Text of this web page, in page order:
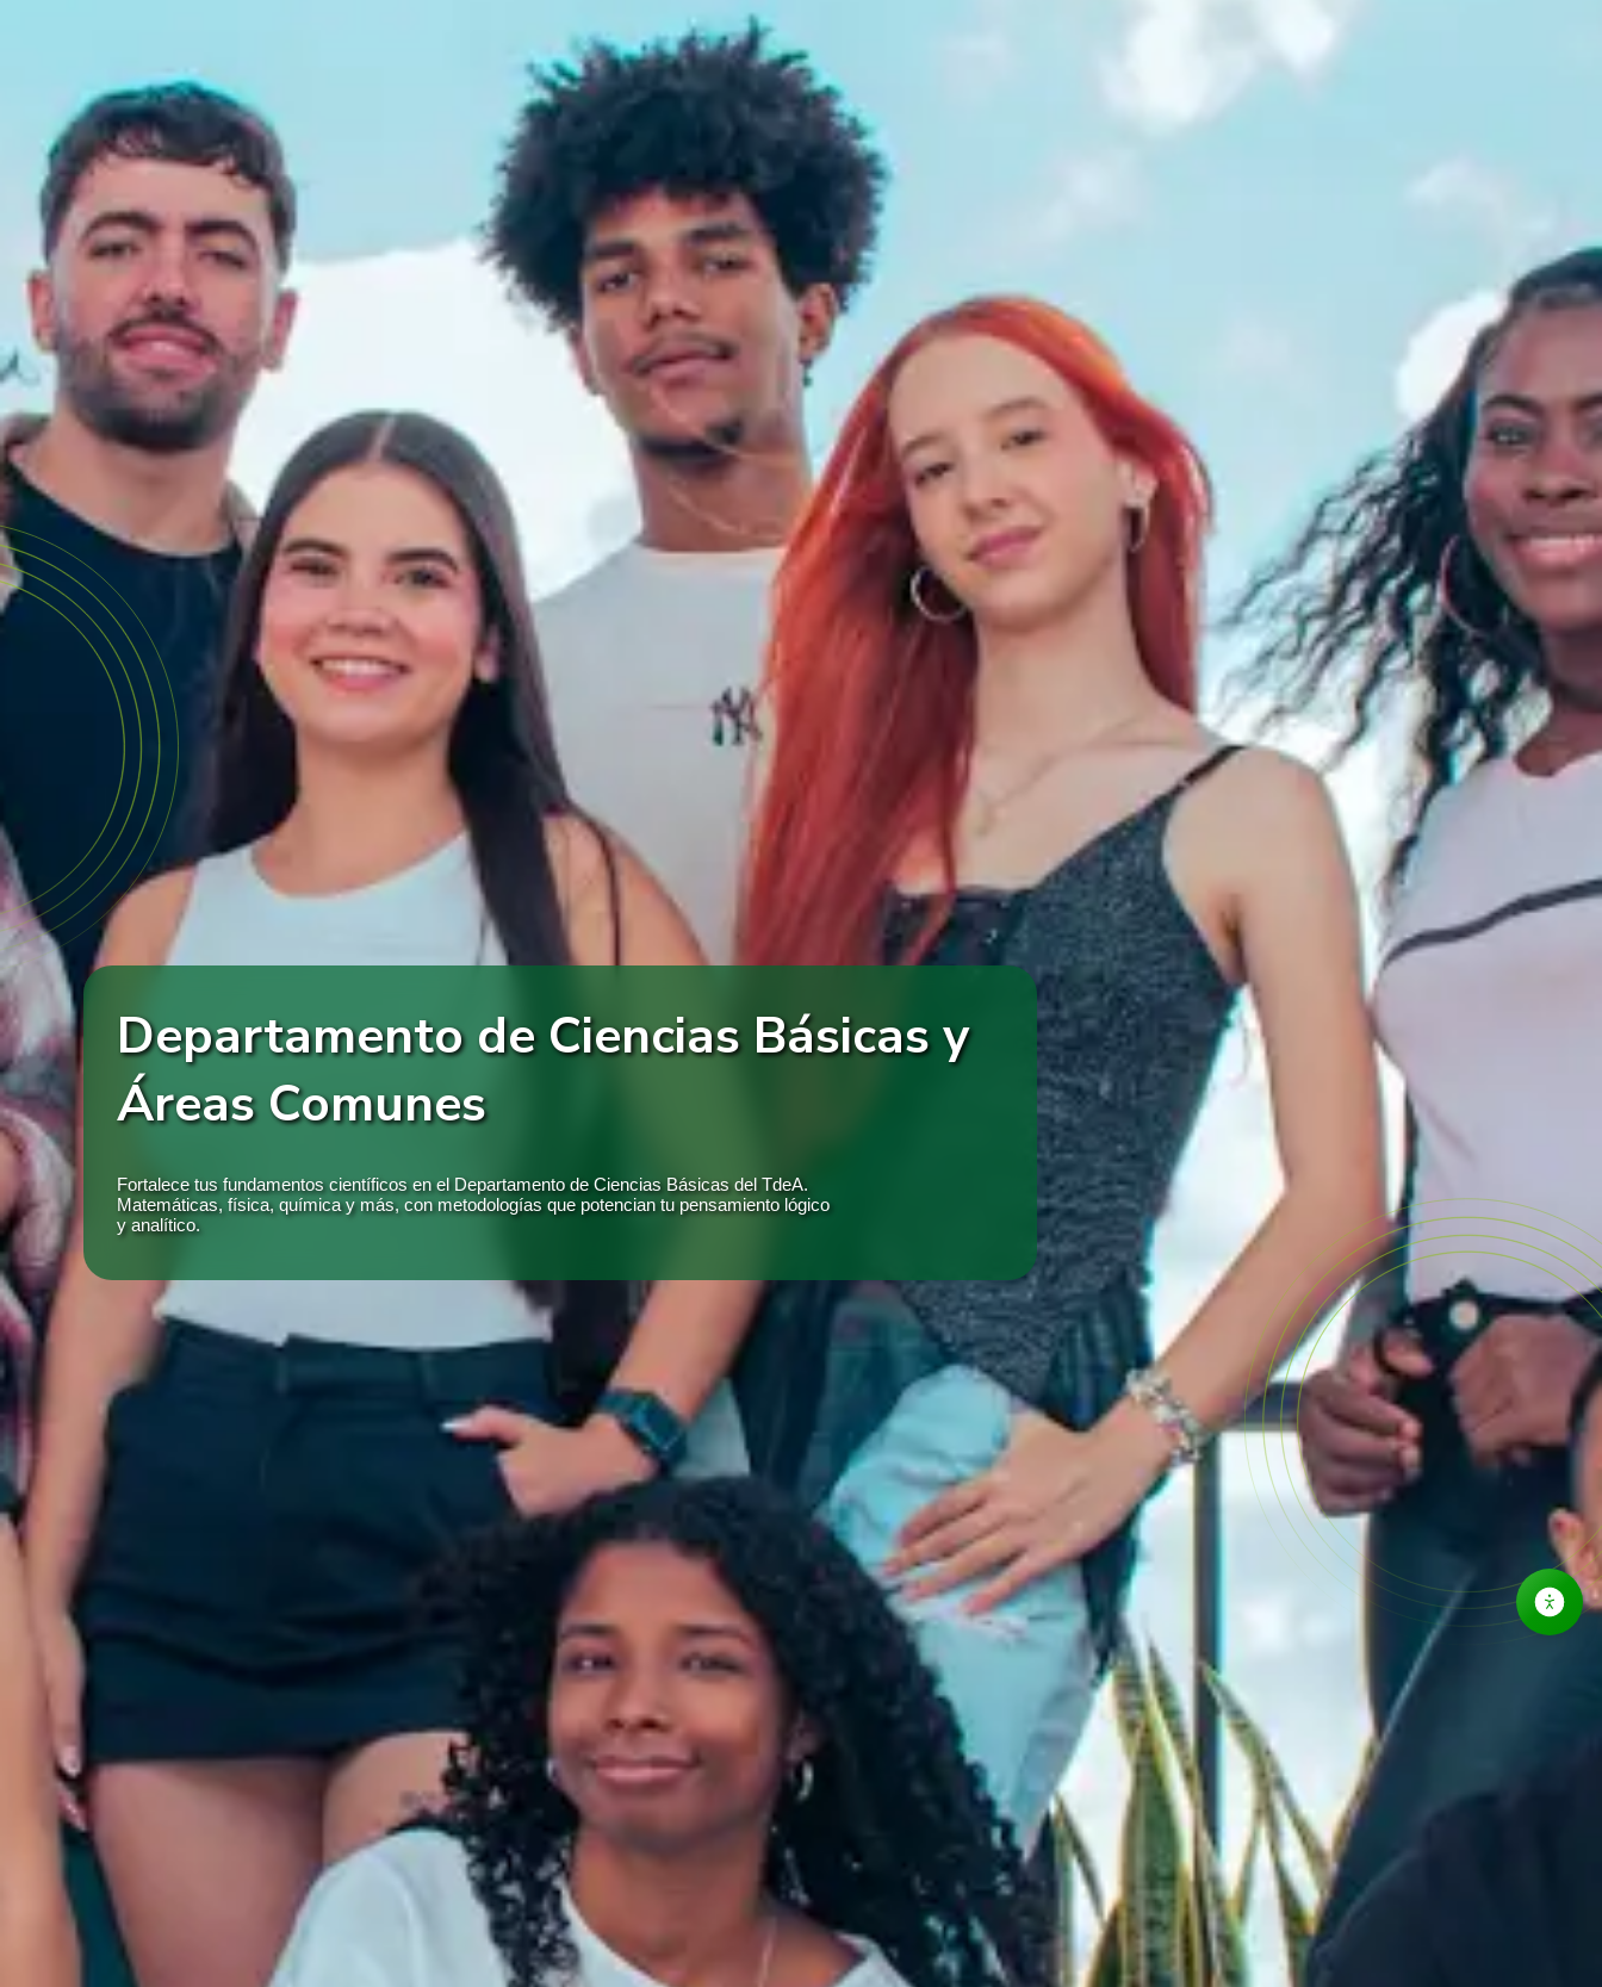
Departamento de Ciencias Básicas y
Áreas Comunes
​​Fortalece tus fundamentos científicos en el Departamento de Ciencias Básicas del TdeA.
Matemáticas, física, química y más, con metodologías que potencian tu pensamiento lógico
y analítico.